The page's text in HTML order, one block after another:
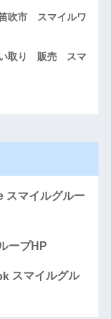
市 スマイルワ
取り 販売 スマ
スマイルグルー
ープHP
スマイルグル